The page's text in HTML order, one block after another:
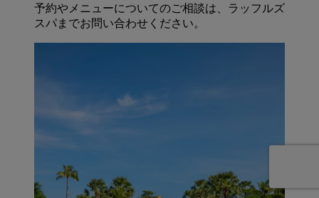
予約やメニューについてのご相談は、ラッフルズ
スパまでお問い合わせください。